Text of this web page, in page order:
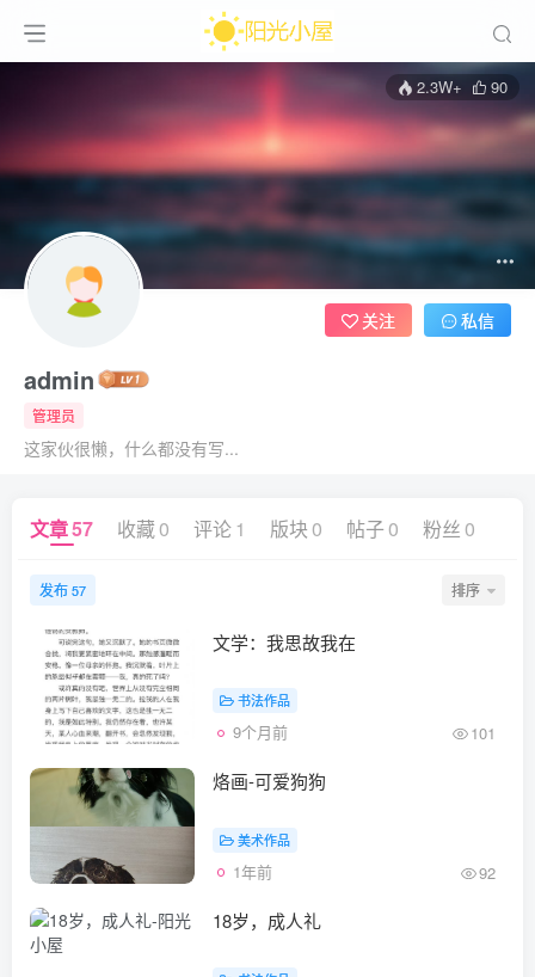
2.3W+ 90
admin
管理员
这家伙很懒，什么都没有写...
关注 私信
文章57 收藏0 评论1 版块 0 帖子0 粉丝 0
发布 57 排序
文学：我思故我在
书法作品
9个月前 101
烙画-可爱狗狗
美术作品
1年前 92
18岁，成人礼